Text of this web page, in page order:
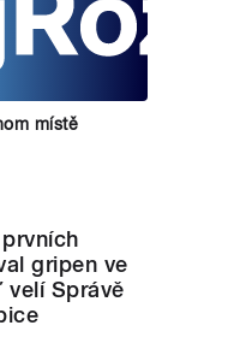
místě
gripen ve
velí Správě